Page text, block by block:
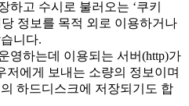
하고 수시로 불러오는 ‘쿠키
당 정보를 목적 외로 이용하거나
니다.
영하는데 이용되는 서버(http)가
저에게 보내는 소량의 정보이며
하드디스크에 저장되기도 합